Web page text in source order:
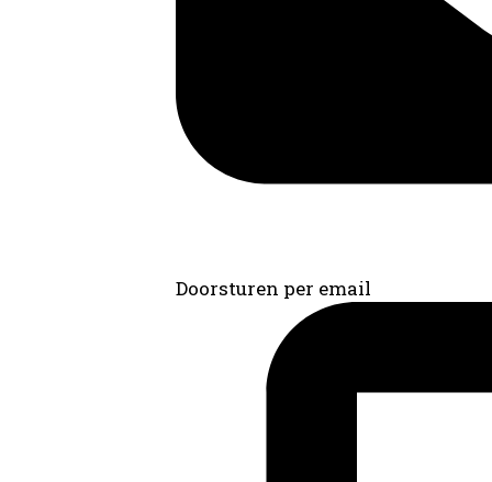
Doorsturen per email